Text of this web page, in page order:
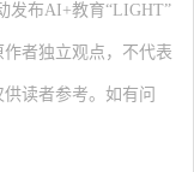
发布AI+教育“LIGHT”
者独立观点，不代表
读者参考。如有问